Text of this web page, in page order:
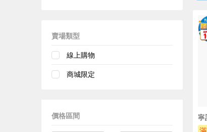
賣場類型
線上購物
商城限定
價格區間
寧